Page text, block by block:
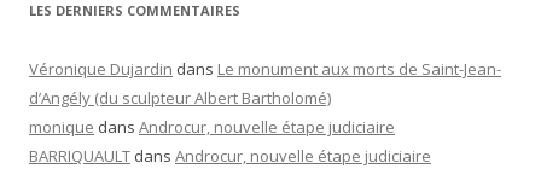
LES DERNIERS COMMENTAIRES
Véronique Dujardin dans Le monument aux morts de Saint-Jean-
d’Angély (du sculpteur Albert Bartholomé)
monique dans Androcur, nouvelle étape judiciaire
BARRIQUAULT dans Androcur, nouvelle étape judiciaire